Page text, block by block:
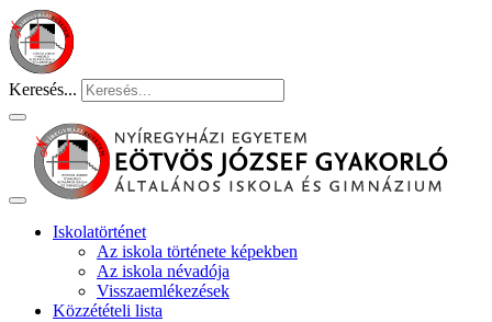
Keresés...
Iskolatörténet
Az iskola története képekben
Az iskola névadója
Visszaemlékezések
Közzétételi lista